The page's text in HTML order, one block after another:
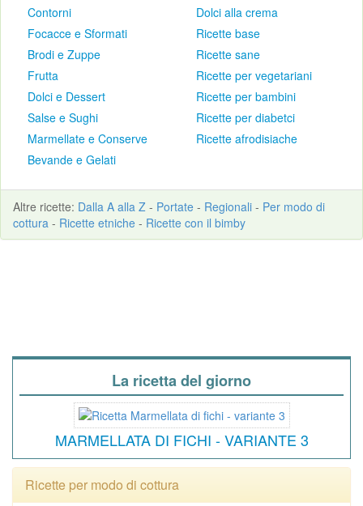
Contorni
Focacce e Sformati
Brodi e Zuppe
Frutta
Dolci e Dessert
Salse e Sughi
Marmellate e Conserve
Bevande e Gelati
Dolci alla crema
Ricette base
Ricette sane
Ricette per vegetariani
Ricette per bambini
Ricette per diabetci
Ricette afrodisiache
Altre ricette: Dalla A alla Z - Portate - Regionali - Per modo di
cottura - Ricette etniche - Ricette con il bimby
La ricetta del giorno
MARMELLATA DI FICHI - VARIANTE 3
Ricette per modo di cottura